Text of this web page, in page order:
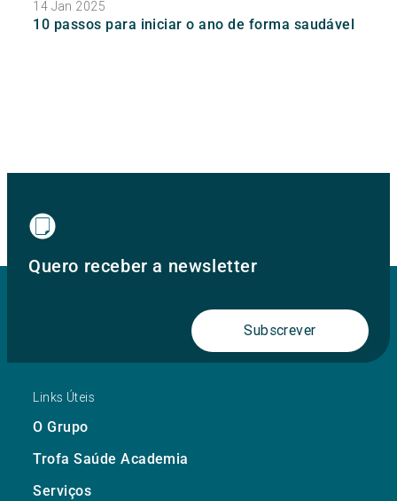
14 Jan 2025
10 passos para iniciar o ano de forma saudável
Quero receber a newsletter
Subscrever
Links Úteis
O Grupo
Trofa Saúde Academia
Serviços